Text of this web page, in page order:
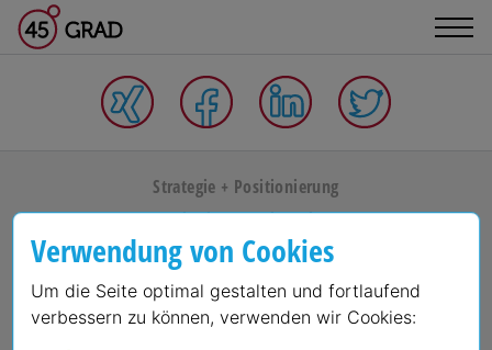
Strategie + Positionierung
Webseiten + Relaunches
Online Marketing + Sales Funnel
Referenzen
Internetagentur
Verwendung von Cookies
Um die Seite optimal gestalten und fortlaufend
verbessern zu können, verwenden wir Cookies: